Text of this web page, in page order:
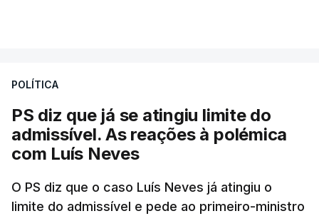
abertura de qualquer processo disciplinar, por não
ter qualquer elemento que indicie a realização
dessas obras.
POLÍTICA
PS diz que já se atingiu limite do
admissível. As reações à polémica
com Luís Neves
O PS diz que o caso Luís Neves já atingiu o
limite do admissível e pede ao primeiro-ministro